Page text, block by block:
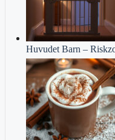
Huvudet Barn –